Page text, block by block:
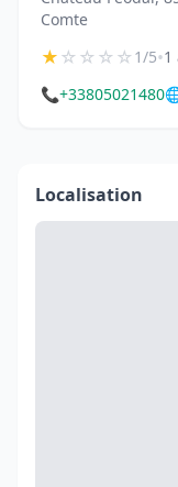
Comte
★☆☆☆☆1/5•1
📞+33805021480
Localisation